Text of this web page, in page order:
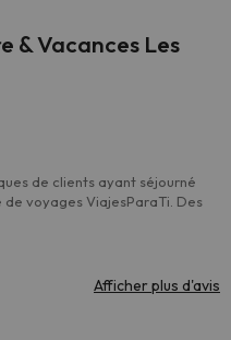
& Vacances Les
de clients ayant séjourné
voyages ViajesParaTi. Des
Afficher plus d'avis